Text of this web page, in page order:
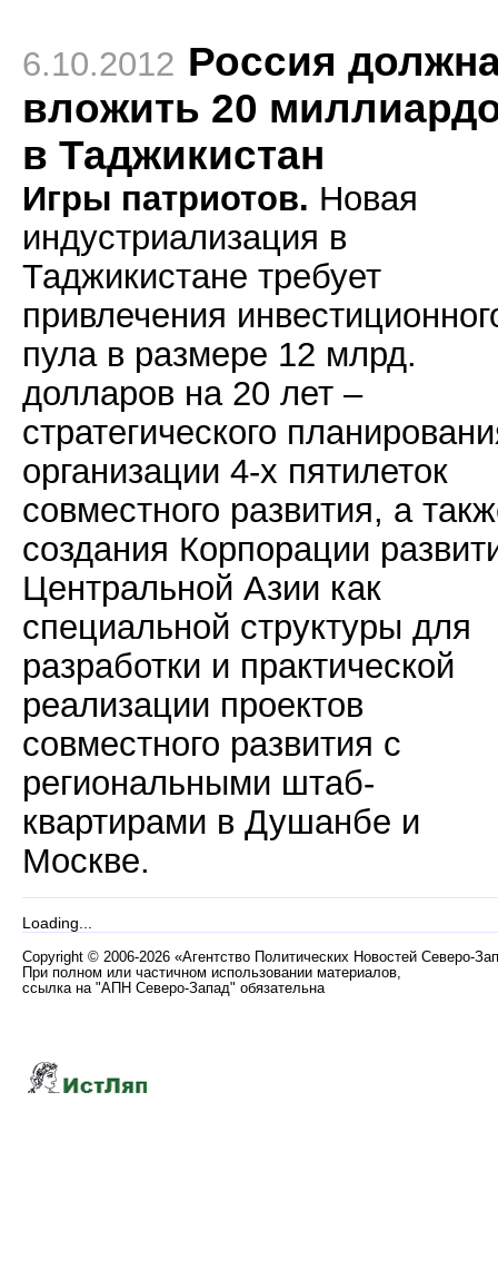
6.10.2012 Россия
вложить 20
в Таджикистан
Игры патриотов. Новая
индустриализация в
Таджикистане требует
привлечения
пула в размере 12 млрд.
долларов на 20 лет –
стратегического
организации 4-х пятилеток
совместного развития, а
создания Корпорации
Центральной Азии как
специальной структуры для
разработки и практической
реализации проектов
совместного развития с
региональными штаб-
квартирами в Душанбе и
Москве.
Loading...
Copyright © 2006-2026 «Агентство Политических Новостей Северо-
При полном или частичном использовании материалов,
ссылка на "АПН Северо-Запад" обязательна